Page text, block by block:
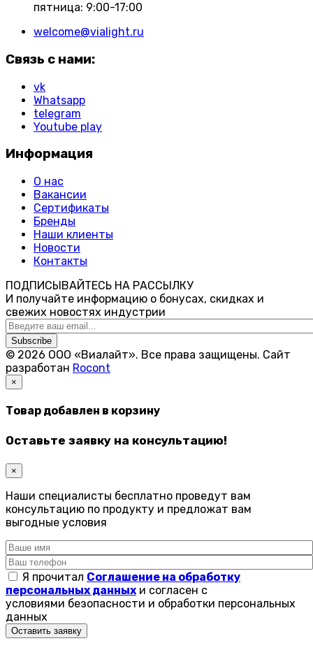
пятница: 9:00-17:00
welcome@vialight.ru
Связь с нами:
vk
Whatsapp
telegram
Youtube play
Информация
О нас
Вакансии
Сертификаты
Бренды
Наши клиенты
Новости
Контакты
ПОДПИСЫВАЙТЕСЬ НА РАССЫЛКУ
И получайте информацию о бонусах, скидках и
свежих новостях индустрии
Subscribe
© 2026 ООО «Виалайт». Все права защищены. Cайт
разработан Rocont
×
Товар добавлен в корзину
Оставьте заявку на консультацию!
×
Наши специалисты бесплатно проведут вам
консультацию по продукту и предложат вам
выгодные условия
Я прочитал Соглашение на обработку
персональных данных и согласен с
условиями безопасности и обработки персональных
данных
Оставить заявку